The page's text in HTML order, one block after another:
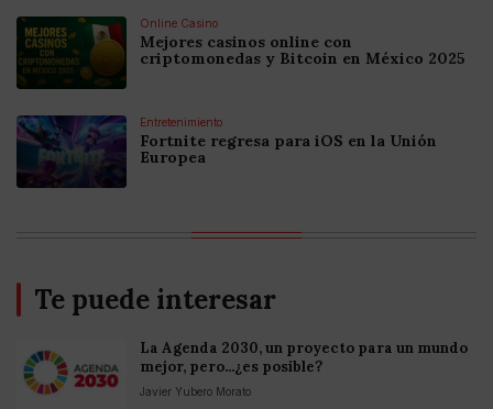
Online Casino
Mejores casinos online con
criptomonedas y Bitcoin en México 2025
Entretenimiento
Fortnite regresa para iOS en la Unión
Europea
Te puede interesar
La Agenda 2030, un proyecto para un mundo
mejor, pero...¿es posible?
Javier Yubero Morato